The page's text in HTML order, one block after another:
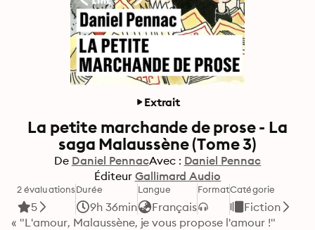
Extrait
La petite marchande de prose - La
saga Malaussène (Tome 3)
De Daniel PennacAvec : Daniel Pennac
Éditeur Gallimard Audio
2 évaluations
5
Durée
9h 36min
Langue
Français
FormatCatégorie
Fiction
« "L'amour, Malaussène, je vous propose l'amour !"